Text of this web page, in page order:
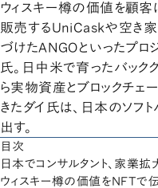
ウィスキー樽の価値を顧
販売するUniCaskや空き
づけたANGOといったプロジ
氏。日中米で育ったバック
ら実物資産とブロックチェ
きたダイ氏は、日本のソフ
出す。
目次
日本でコンサルタント、家業
ウィスキー樽の価値をNFTで